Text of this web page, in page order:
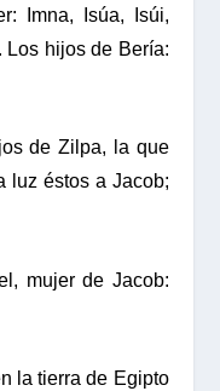
Imna, Isúa, Isúi,
Los hijos de Bería:
de Zilpa, la que
luz éstos a Jacob;
mujer de Jacob:
la tierra de Egipto